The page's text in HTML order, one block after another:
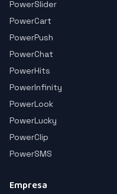
PowerSlider
PowerCart
PowerPush
PowerChat
PowerHits
PowerInfinity
PowerLook
PowerLucky
PowerClip
PowerSMS
Empresa